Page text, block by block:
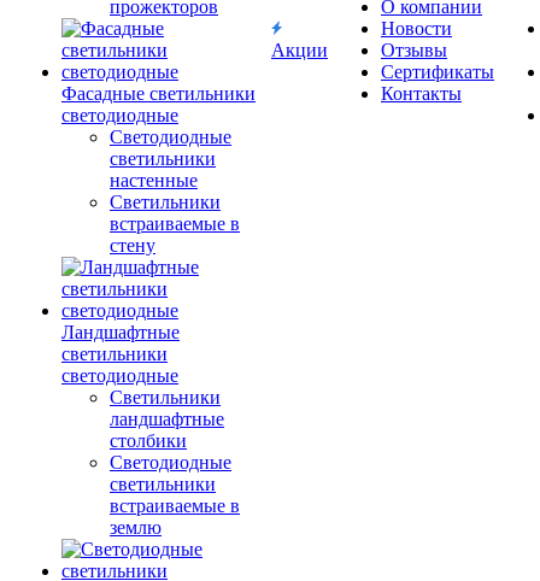
прожекторов
Фасадные светильники
светодиодные
Светодиодные
светильники
настенные
Светильники
встраиваемые в
стену
Ландшафтные
светильники
светодиодные
Светильники
ландшафтные
столбики
Светодиодные
светильники
встраиваемые в
землю
Акции
О компании
Новости
Отзывы
Сертификаты
Контакты